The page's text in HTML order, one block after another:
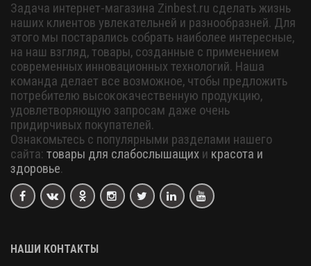
Задача интернет-магазина Zinbest.ru сделать жизнь
наших клиентов увлекательней и разнообразней. Для
этого мы постарались собрать наиболее интересные,
на наш взгляд, товары, созданные с применением
современных инновационных технологий. Наша
команда делает все возможное, чтобы предложить
потребителю высококачественную продукцию,
удовлетворяющую запросам даже очень
придирчивых покупателей.
Ознакомьтесь с популярными разделами нашего
сайта: товары для слабослышащих и красота и
здоровье.
НАШИ КОНТАКТЫ